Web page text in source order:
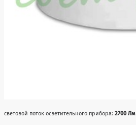
световой поток осветительного прибора:2700 Лм